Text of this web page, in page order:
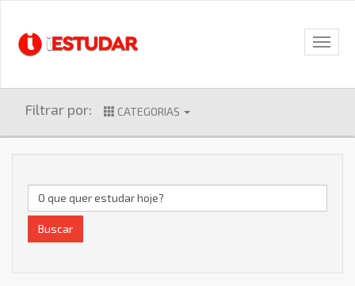
Filtrar por: CATEGORIAS
Buscar